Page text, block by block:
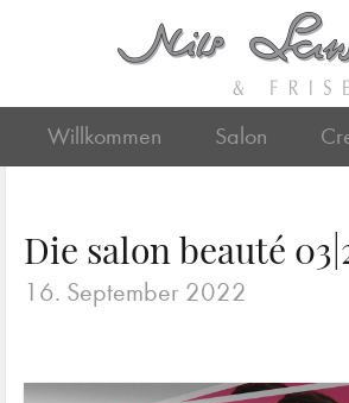
Willkommen Salon
Die salon beauté
16. September 2022